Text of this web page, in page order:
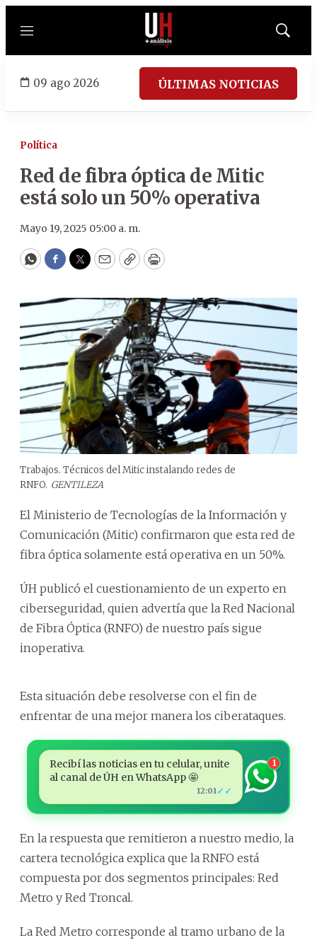
Menú
Mostrar
09 ago 2026 ÚLTIMAS NOTICIAS
Política
Red de fibra óptica de Mitic
está solo un 50% operativa
Mayo 19, 2025 05:00 a. m.
WhatsApp
Facebook
Twitter
EmailCopyPrint
Trabajos. Técnicos del Mitic instalando redes de
RNFO. GENTILEZA
El Ministerio de Tecnologías de la Información y
Comunicación (Mitic) confirmaron que esta red de
fibra óptica solamente está operativa en un 50%.
ÚH publicó el cuestionamiento de un experto en
ciberseguridad, quien advertía que la Red Nacional
de Fibra Óptica (RNFO) de nuestro país sigue
inoperativa.
Esta situación debe resolverse con el fin de
enfrentar de una mejor manera los ciberataques.
Recibí las noticias en tu celular, unite
al canal de ÚH en WhatsApp 🤩
12:01 ✓✓
1
En la respuesta que remitieron a nuestro medio, la
cartera tecnológica explica que la RNFO está
compuesta por dos segmentos principales: Red
Metro y Red Troncal.
La Red Metro corresponde al tramo urbano de la